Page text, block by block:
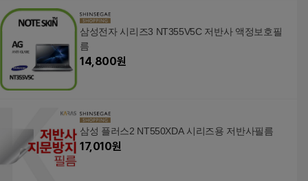
삼성전자 시리즈3 NT355V5C 저반사 액정보호필
름
14,800원
삼성 플러스2 NT550XDA 시리즈용 저반사필름
17,010원